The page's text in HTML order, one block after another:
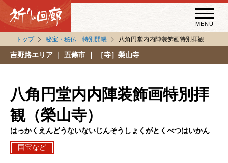
MENU
秘宝・秘仏特別開帳
祈りの回廊コラム
トップ 秘宝・秘仏 特別開帳 八角円堂内内陣装飾画特別拝観
吉野路エリア ｜ 五條市 ｜ ［寺］榮山寺
八角円堂内内陣装飾画特別拝
観（榮山寺）
はっかくえんどうないないじんそうしょくがとくべつはいかん
国宝など